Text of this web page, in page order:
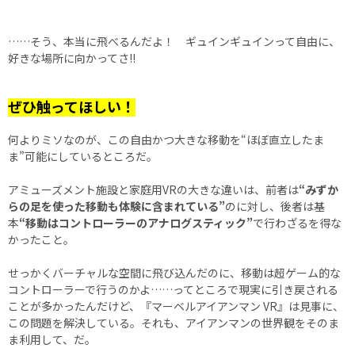
……そう、本当に飛べるんだよ！ ギュインギュインって自由に、
好きな場所に向かってさ!!
ぜひ触ってほしい！
何よりミソなのが、この自由かつ大きな移動を“ほぼ直立したま
ま”可能にしているところだ。
アミューズメント施設と家庭用VRの大きな違いは、前者は“みずか
らの足を使った移動も体験に含まれている”のに対し、後者は基
本“移動はコントローラーのアナログスティック”で行わざるを得な
かったこと。
せっかくバーチャルな空間に飛び込んだのに、移動は超ゲーム的な
コントローラーで行うのかよ……ってところで現実に引き戻される
ことが多かったんだけど、『マーベルアイアンマン VR』は見事に、
この問題を解決している。それも、アイアンマンの世界観をそのま
ま利用して、だ。